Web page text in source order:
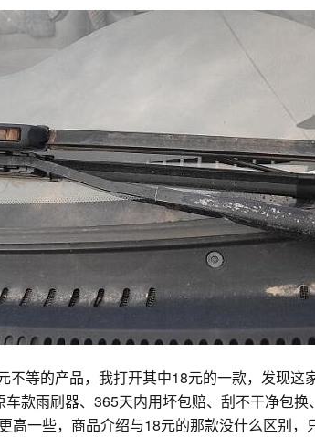
等的产品，我打开其中18元的一款，发现
款雨刷器、365天内用坏包赔、刮不干净包换
一些，商品介绍与18元的那款没什么区别